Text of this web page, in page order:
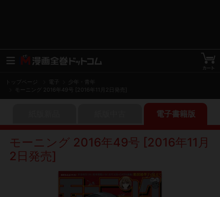
トップページ
少年・青年
モーニング 2016年49号 [2016年11月2日発売]
電子書籍版
モーニング 2016年49号 [2016年11月
2日発売]